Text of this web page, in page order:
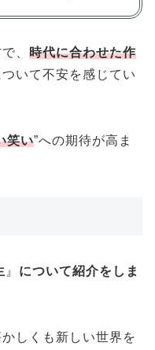
、 時代に合わせた作
ついて不安を感じてい
笑い”への期待が高ま
』 について紹介をしま
しくも新しい世界を